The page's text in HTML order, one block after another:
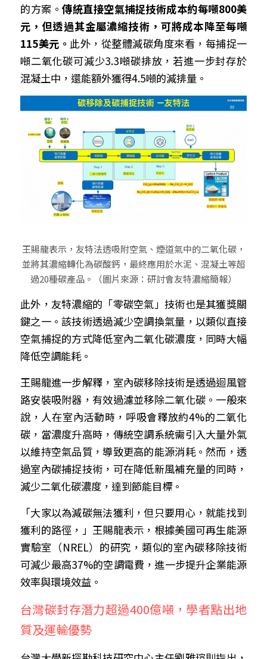
的方案。 傳統直接空氣捕捉技術成本約每噸800美
元，但透過其金屬濃縮技術，可將成本降至每噸
115美元。 此外，從整體減碳角度來看，每捕捉一
噸二氧化碳可減少3.3噸碳排放，若進一步封存於
混凝土中，還能額外獲得4.5噸的減排量。
王賜龍表示，友特法透吸附空氣、煙道氣中的二氧化碳，
並將其濃縮轉化為碳酸鈣，最終應用於水泥、混凝土等超
過20種碳產品。（圖片來源：研討會友特濃縮簡報）
此外，友特濃縮的「零碳空氣」技術也是其獲獎關
鍵之一。該技術透過減少空調換氣量，以類似直接
空氣捕捉的方式降低室內二氧化碳濃度，同時大幅
降低空調能耗。
王賜龍進一步解釋，室內碳移除技術是透過迴風管
路安裝吸附器，有效過濾並移除二氧化碳。一般來
說，人在室內活動時，呼吸會釋放約4%的二氧化
碳，當濃度升高時，傳統空調系統需引入大量外氣
以維持空氣品質，導致更高的能源消耗。然而，透
過室內碳捕捉技術，可在降低新風補充量的同時，
減少二氧化碳濃度，達到節能目標。
「大家以為減碳無法獲利，但只要用心，就能找到
獲利的路徑，」王賜龍表示，根據美國可再生能源
實驗室（NREL）的研究，類似的室內碳移除技術
可減少最高37%的空調電費，進一步提升企業能源
效率與環境效益。
台灣碳封存潛力超過400億噸，學者點出地
質及運輸優勢